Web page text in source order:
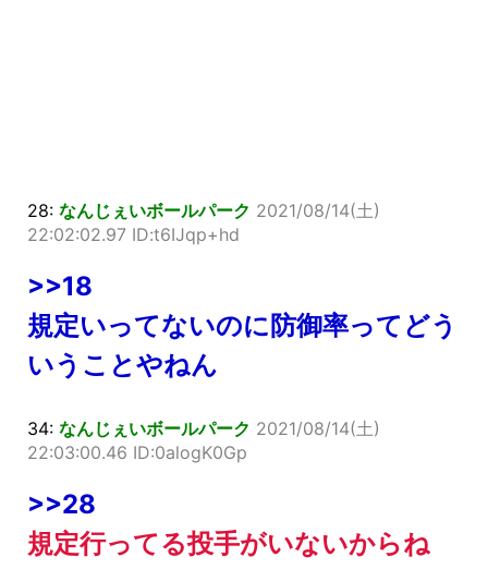
28: なんじぇいボールパーク 2021/08/14(土)
22:02:02.97 ID:t6IJqp+hd
>>18
規定いってないのに防御率ってどう
いうことやねん
34: なんじぇいボールパーク 2021/08/14(土)
22:03:00.46 ID:0alogK0Gp
>>28
規定行ってる投手がいないからね